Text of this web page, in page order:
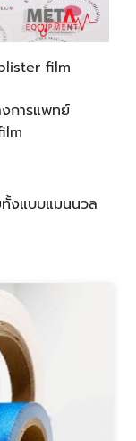
film
การแพทย์
ทั้งแบบแมนนวล